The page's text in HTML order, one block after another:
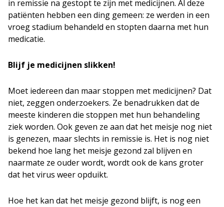
in remissie na gestopt te zijn met medicijnen. Al deze
patiënten hebben een ding gemeen: ze werden in een
vroeg stadium behandeld en stopten daarna met hun
medicatie.
Blijf je medicijnen slikken!
Moet iedereen dan maar stoppen met medicijnen? Dat
niet, zeggen onderzoekers. Ze benadrukken dat de
meeste kinderen die stoppen met hun behandeling
ziek worden. Ook geven ze aan dat het meisje nog niet
is genezen, maar slechts in remissie is. Het is nog niet
bekend hoe lang het meisje gezond zal blijven en
naarmate ze ouder wordt, wordt ook de kans groter
dat het virus weer opduikt.
Hoe het kan dat het meisje gezond blijft, is nog een